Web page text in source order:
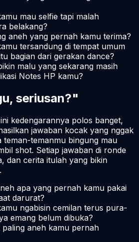
mau selfie tapi malah
belakang?
aneh yang pernah kamu terima?
tersandung di tempat umum
bagian dari gerakan dance?
malu yang sekarang masih
Notes HP kamu?
seriusan?"
kedengarannya polos banget,
jawaban kocak yang nggak
teman-temanmu bingung mau
shot. Setiap jawaban di ronde
dan cerita itulah yang bikin
apa yang pernah kamu pakai
darurat?
ngabisin cemilan terus pura-
emang belum dibuka?
paling aneh kamu pernah